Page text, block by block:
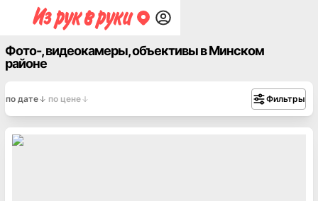
Фото-, видеокамеры, объективы в Минском
районе
по дате по цене Фильтры